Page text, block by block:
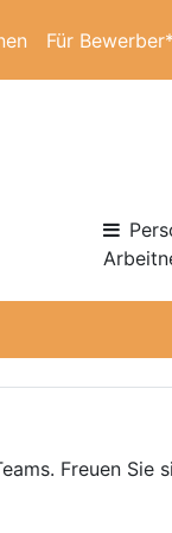
Für
Freuen